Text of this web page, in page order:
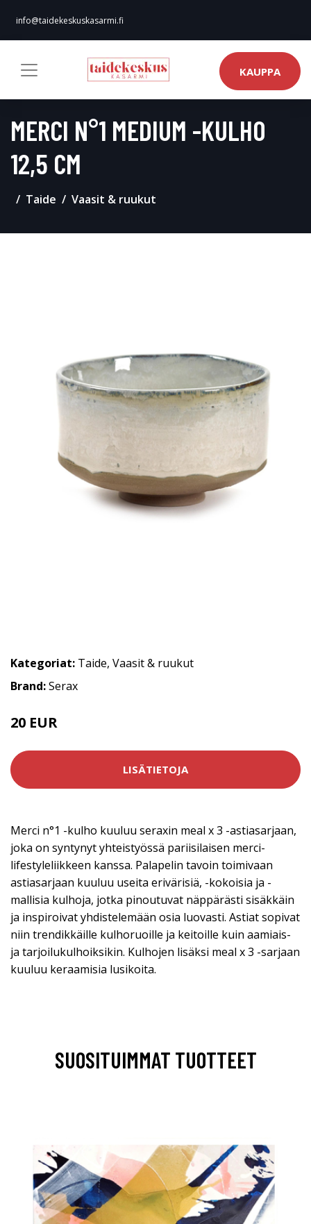
info@taidekeskuskasarmi.fi
KAUPPA
MERCI N°1 MEDIUM -KULHO
12,5 CM
Taide Vaasit & ruukut
Kategoriat: Taide, Vaasit & ruukut
Brand:Serax
20 EUR
LISÄTIETOJA
Merci n°1 -kulho kuuluu seraxin meal x 3 -astiasarjaan,
joka on syntynyt yhteistyössä pariisilaisen merci-
lifestyleliikkeen kanssa. Palapelin tavoin toimivaan
astiasarjaan kuuluu useita erivärisiä, -kokoisia ja -
mallisia kulhoja, jotka pinoutuvat näppärästi sisäkkäin
ja inspiroivat yhdistelemään osia luovasti. Astiat sopivat
niin trendikkäille kulhoruoille ja keitoille kuin aamiais-
ja tarjoilukulhoiksikin. Kulhojen lisäksi meal x 3 -sarjaan
kuuluu keraamisia lusikoita.
SUOSITUIMMAT TUOTTEET